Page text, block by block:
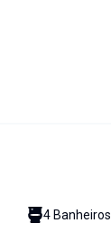
4Banheiros